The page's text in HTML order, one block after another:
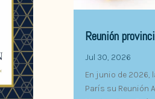
Reunión
Jul 30, 2026
En junio de 2026,
París su Reunión